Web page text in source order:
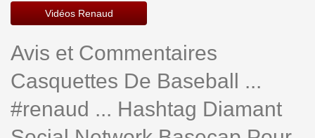
Vidéos Renaud
Avis et Commentaires
Casquettes De Baseball ...
#renaud ... Hashtag Diamant